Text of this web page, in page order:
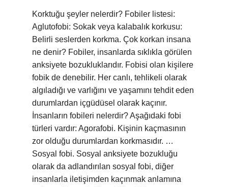
Korktuğu şeyler nelerdir? Fobiler listesi:
Aglutofobi: Sokak veya kalabalık korkusu:
Belirli seslerden korkma. Çok korkan insana
ne denir? Fobiler, insanlarda sıklıkla görülen
anksiyete bozukluklarıdır. Fobisi olan kişilere
fobik de denebilir. Her canlı, tehlikeli olarak
algıladığı ve varlığını ve yaşamını tehdit eden
durumlardan içgüdüsel olarak kaçınır.
İnsanların fobileri nelerdir? Aşağıdaki fobi
türleri vardır: Agorafobi. Kişinin kaçmasının
zor olduğu durumlardan korkmasıdır. …
Sosyal fobi. Sosyal anksiyete bozukluğu
olarak da adlandırılan sosyal fobi, diğer
insanlarla iletişimden kaçınmak anlamına